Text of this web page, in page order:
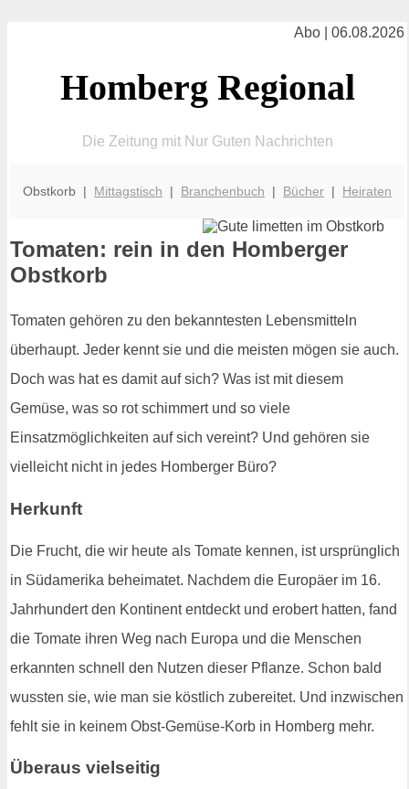
Abo | 06.08.2026
Homberg Regional
Die Zeitung mit Nur Guten Nachrichten
Obstkorb | Mittagstisch | Branchenbuch | Bücher | Heiraten
Tomaten: rein in den Homberger
Obstkorb
Tomaten gehören zu den bekanntesten Lebensmitteln
überhaupt. Jeder kennt sie und die meisten mögen sie auch.
Doch was hat es damit auf sich? Was ist mit diesem
Gemüse, was so rot schimmert und so viele
Einsatzmöglichkeiten auf sich vereint? Und gehören sie
vielleicht nicht in jedes Homberger Büro?
Herkunft
Die Frucht, die wir heute als Tomate kennen, ist ursprünglich
in Südamerika beheimatet. Nachdem die Europäer im 16.
Jahrhundert den Kontinent entdeckt und erobert hatten, fand
die Tomate ihren Weg nach Europa und die Menschen
erkannten schnell den Nutzen dieser Pflanze. Schon bald
wussten sie, wie man sie köstlich zubereitet. Und inzwischen
fehlt sie in keinem Obst-Gemüse-Korb in Homberg mehr.
Überaus vielseitig